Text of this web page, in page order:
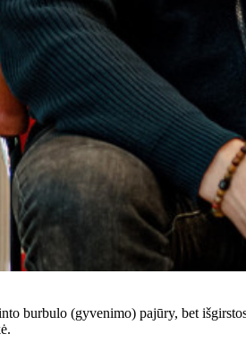
burbulo (gyvenimo) pajūry, bet